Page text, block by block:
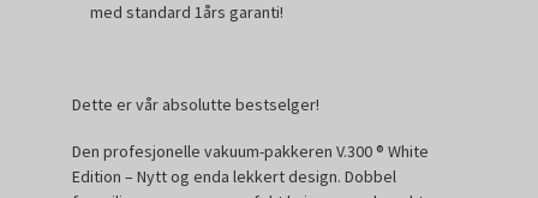
med standard 1års garanti!
Dette er vår absolutte bestselger!
Den profesjonelle vakuum-pakkeren V.300 ® White
Edition – Nytt og enda lekkert design. Dobbel